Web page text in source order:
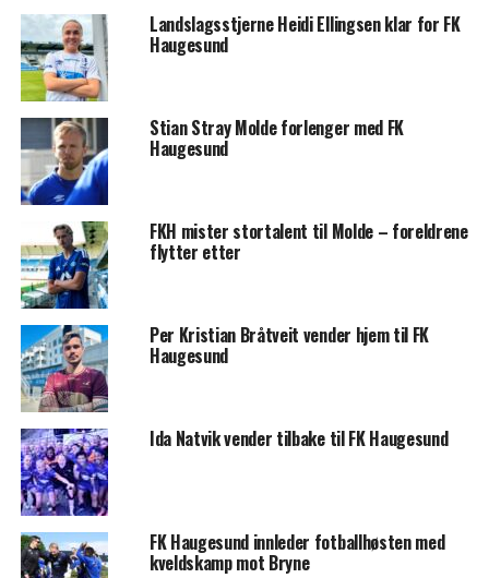
Landslagsstjerne Heidi Ellingsen klar for FK
Haugesund
Stian Stray Molde forlenger med FK
Haugesund
FKH mister stortalent til Molde – foreldrene
flytter etter
Per Kristian Bråtveit vender hjem til FK
Haugesund
Ida Natvik vender tilbake til FK Haugesund
FK Haugesund innleder fotballhøsten med
kveldskamp mot Bryne